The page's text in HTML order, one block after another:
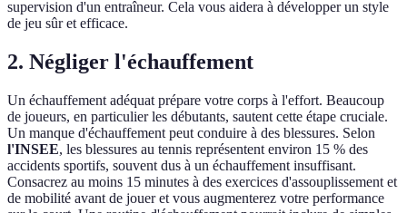
supervision d'un entraîneur. Cela vous aidera à développer un style
de jeu sûr et efficace.
2. Négliger l'échauffement
Un échauffement adéquat prépare votre corps à l'effort. Beaucoup
de joueurs, en particulier les débutants, sautent cette étape cruciale.
Un manque d'échauffement peut conduire à des blessures. Selon
l'INSEE, les blessures au tennis représentent environ 15 % des
accidents sportifs, souvent dus à un échauffement insuffisant.
Consacrez au moins 15 minutes à des exercices d'assouplissement et
de mobilité avant de jouer et vous augmenterez votre performance